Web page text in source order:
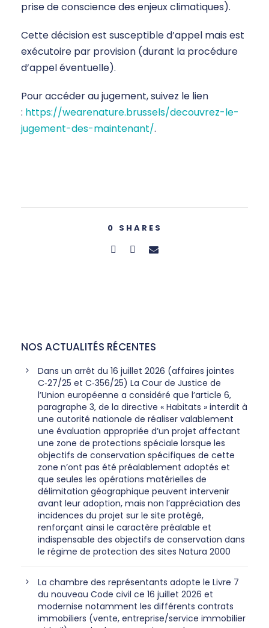
prise de conscience des enjeux climatiques).
Cette décision est susceptible d’appel mais est
exécutoire par provision (durant la procédure
d’appel éventuelle).
Pour accéder au jugement, suivez le lien
: https://wearenature.brussels/decouvrez-le-
jugement-des-maintenant/.
0 SHARES
NOS ACTUALITÉS RÉCENTES
Dans un arrêt du 16 juillet 2026 (affaires jointes
C‑27/25 et C‑356/25) La Cour de Justice de
l’Union européenne a considéré que l’article 6,
paragraphe 3, de la directive « Habitats » interdit à
une autorité nationale de réaliser valablement
une évaluation appropriée d’un projet affectant
une zone de protections spéciale lorsque les
objectifs de conservation spécifiques de cette
zone n’ont pas été préalablement adoptés et
que seules les opérations matérielles de
délimitation géographique peuvent intervenir
avant leur adoption, mais non l’appréciation des
incidences du projet sur le site protégé,
renforçant ainsi le caractère préalable et
indispensable des objectifs de conservation dans
le régime de protection des sites Natura 2000
La chambre des représentants adopte le Livre 7
du nouveau Code civil ce 16 juillet 2026 et
modernise notamment les différents contrats
immobiliers (vente, entreprise/service immobilier